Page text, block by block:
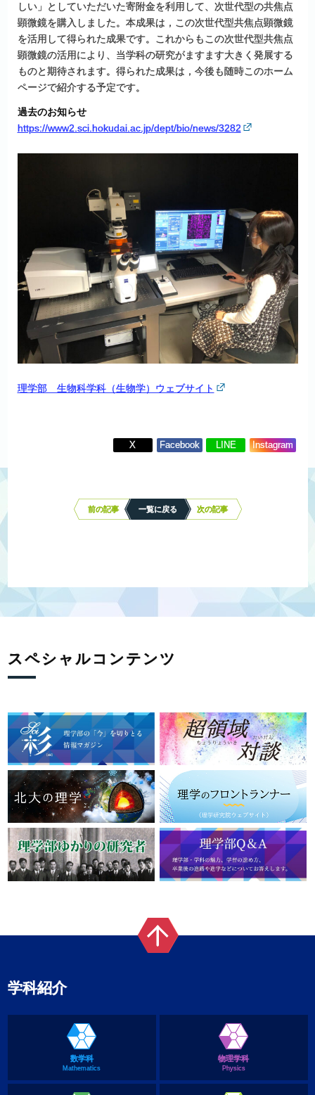
しい」としていただいた寄附⾦を利⽤して、次世代型の共焦点
顕微鏡を購⼊しました。本成果は，この次世代型共焦点顕微鏡
を活用して得られた成果です。これからもこの次世代型共焦点
顕微鏡の活用により、当学科の研究がますます⼤きく発展する
ものと期待されます。得られた成果は，今後も随時このホーム
ページで紹介する予定です。
過去のお知らせ
https://www2.sci.hokudai.ac.jp/dept/bio/news/3282
理学部 生物科学科（生物学）ウェブサイト
X Facebook LINE Instagram
前の記事 一覧に戻る 次の記事
スペシャルコンテンツ
学科紹介
数学科
Mathematics
物理学科
Physics